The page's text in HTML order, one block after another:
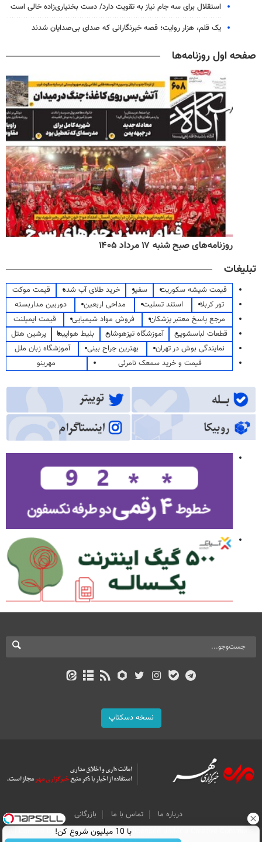
استقلال برای سه جام نیاز به تقویت دارد/ دست بختیاری‌زاده خالی است
یک قلم، هزار روایت؛ قصه خبرنگارانی که صدای بی‌صدایان شدند
صفحه اول روزنامه‌ها
روزنامه‌های صبح شنبه ۱۷ مرداد ۱۴۰۵
تبلیغات
قیمت شیشه سکوریت سفیر خرید طلای آب شده
قیمت موکت
تور کربلا
استند تسلیت مداحی اربعین
دوربین مداربسته
مرجع پاسخ معتبر پزشکان
فروش مواد شیمیایی
قیمت ایمپلنت
قطعات لباسشویی
آموزشگاه تیزهوشان بلیط هواپیما
پرشین هتل
نمایندگی بوش در تهران
بهترین جراح بینی
آموزشگاه زبان ملل
قیمت و خرید سمعک نامرئی
مهرینو
نسخه دسکتاپ
درباره ما تماس با ما
بازرگانی
All Content by Mehr News Agency is licensed under a Creative Commons
با 10 میلیون شروع کن!